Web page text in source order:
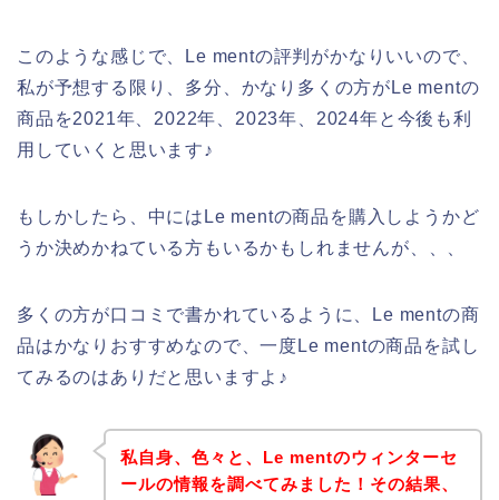
このような感じで、Le mentの評判がかなりいいので、
私が予想する限り、多分、かなり多くの方がLe mentの
商品を2021年、2022年、2023年、2024年と今後も利
用していくと思います♪
もしかしたら、中にはLe mentの商品を購入しようかど
うか決めかねている方もいるかもしれませんが、、、
多くの方が口コミで書かれているように、Le mentの商
品はかなりおすすめなので、一度Le mentの商品を試し
てみるのはありだと思いますよ♪
私自身、色々と、Le mentのウィンターセ
ールの情報を調べてみました！その結果、